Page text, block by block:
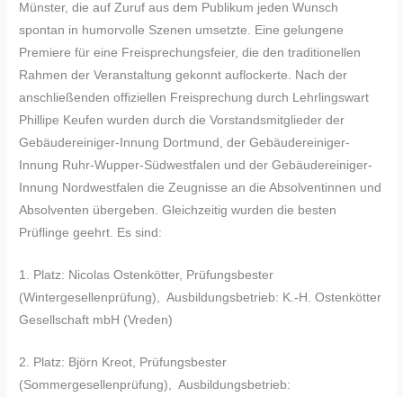
Münster, die auf Zuruf aus dem Publikum jeden Wunsch
spontan in humorvolle Szenen umsetzte. Eine gelungene
Premiere für eine Freisprechungsfeier, die den traditionellen
Rahmen der Veranstaltung gekonnt auflockerte. Nach der
anschließenden offiziellen Freisprechung durch Lehrlingswart
Phillipe Keufen wurden durch die Vorstandsmitglieder der
Gebäudereiniger-Innung Dortmund, der Gebäudereiniger-
Innung Ruhr-Wupper-Südwestfalen und der Gebäudereiniger-
Innung Nordwestfalen die Zeugnisse an die Absolventinnen und
Absolventen übergeben. Gleichzeitig wurden die besten
Prüflinge geehrt. Es sind:
1. Platz: Nicolas Ostenkötter, Prüfungsbester
(Wintergesellenprüfung), Ausbildungsbetrieb: K.-H. Ostenkötter
Gesellschaft mbH (Vreden)
2. Platz: Björn Kreot, Prüfungsbester
(Sommergesellenprüfung), Ausbildungsbetrieb: